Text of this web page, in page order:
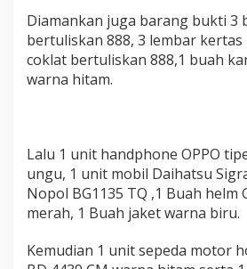
a
p
Diamankan juga barang bukti 3
bertuliskan 888, 3 lembar
coklat bertuliskan 888,1 buah
warna hitam.
Lalu 1 unit handphone OPPO
ungu, 1 unit mobil Daihatsu
Nopol BG1135 TQ ,1 Buah helm
merah, 1 Buah jaket warna biru.
Kemudian 1 unit sepeda motor